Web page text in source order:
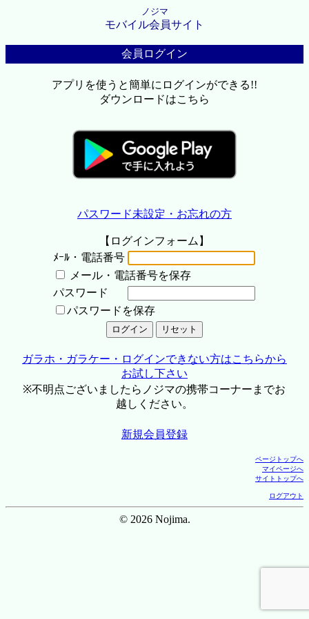
ノジマ
モバイル会員サイト
会員ログイン
アプリを使うと簡単にログインができる!!
ダウンロードはこちら
パスワード未設定・お忘れの方
【ログインフォーム】
ﾒｰﾙ・電話番号
メール・電話番号を保存
パスワード
パスワードを保存
ガラホ・ガラケー・ログインできない方はこちらから
お試し下さい
※不明点ございましたらノジマの携帯コーナーまでお
越しください。
新規会員登録
ページトップへ
マイページへ
サイトトップへ
ログアウト
© 2026 Nojima.